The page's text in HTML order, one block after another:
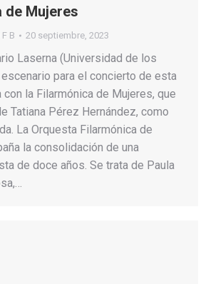
de Mujeres
F B 20 septiembre, 2023
Laserna (Universidad de los
para el concierto de esta
la Filarmónica de Mujeres, que
Tatiana Pérez Hernández, como
La Orquesta Filarmónica de
la consolidación de una
de doce años. Se trata de Paula